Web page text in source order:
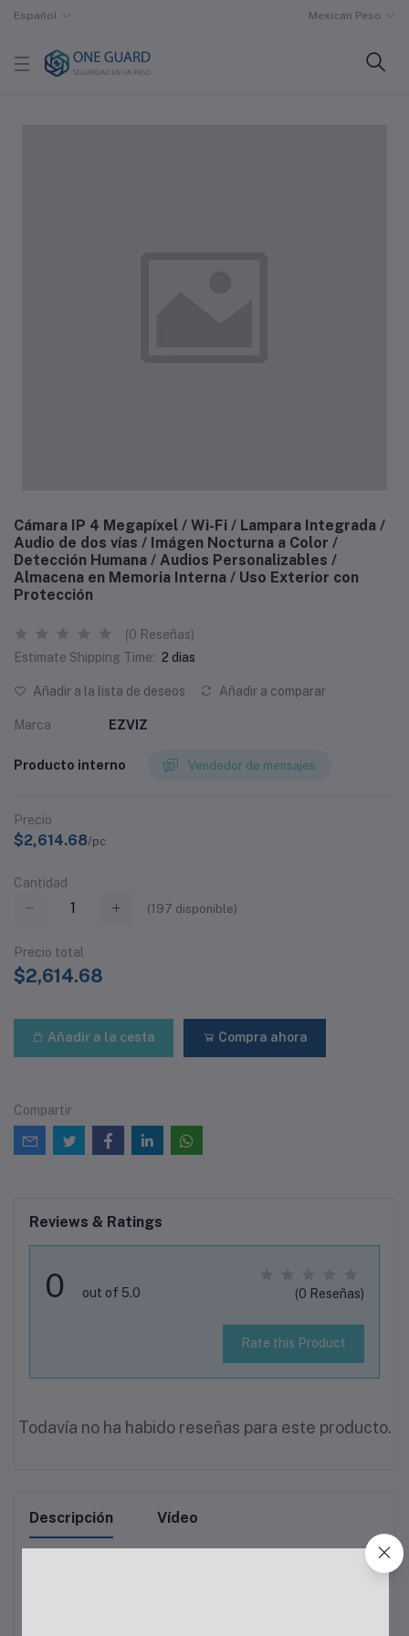
Español Mexican Peso
Cámara IP 4 Megapíxel / Wi-Fi / Lampara Integrada /
Audio de dos vías / Imágen Nocturna a Color /
Detección Humana / Audios Personalizables /
Almacena en Memoria Interna / Uso Exterior con
Protección
(0 Reseñas)
Estimate Shipping Time: 2 dias
Añadir a la lista de deseos Añadir a comparar
Marca EZVIZ
Producto interno Vendedor de mensajes
Precio
$2,614.68/pc
Cantidad
(197 disponible)
Precio total
$2,614.68
Añadir a la cesta Compra ahora
Compartir
Reviews & Ratings
0 out of 5.0 (0 Reseñas)
Rate this Product
Todavía no ha habido reseñas para este producto.
Descripción Vídeo